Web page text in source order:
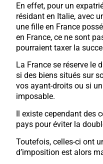
En effet, pour un
résidant en Italie, avec
une fille en France
en France, ce ne sont
pourraient taxer la
La France se réserve le
si des biens situés sur
vos ayant-droits ou si
imposable.
Il existe cependant des
pays pour éviter la
Toutefois, celles-ci ont
d’imposition est alors